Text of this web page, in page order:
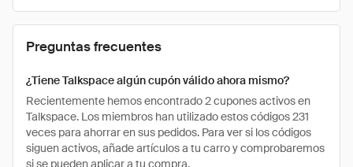
Preguntas frecuentes
¿Tiene Talkspace algún cupón válido ahora mismo?
Recientemente hemos encontrado 2 cupones activos en
Talkspace. Los miembros han utilizado estos códigos 231
veces para ahorrar en sus pedidos. Para ver si los códigos
siguen activos, añade artículos a tu carro y comprobaremos
si se pueden aplicar a tu compra.